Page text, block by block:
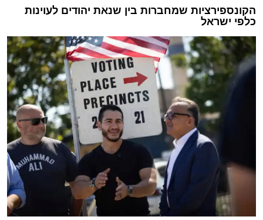
הקונספירציות שמחברות בין שנאת יהודים לעוינות
כלפי ישראל